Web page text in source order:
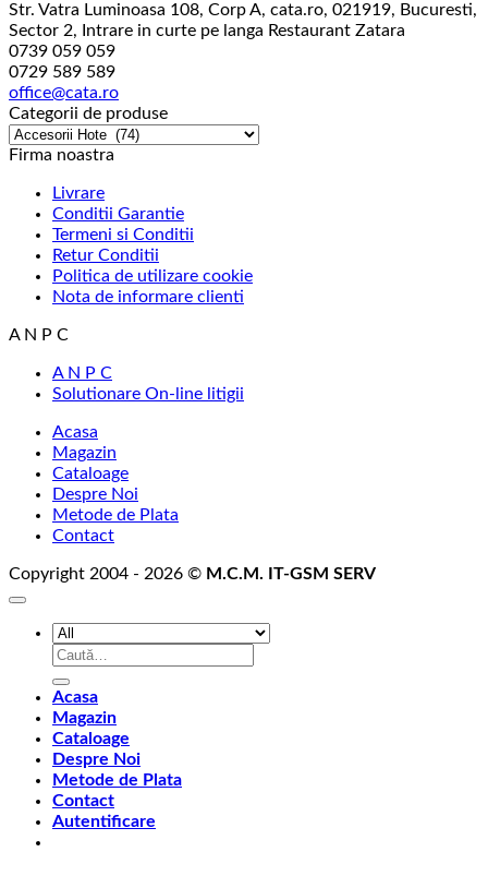
Str. Vatra Luminoasa 108, Corp A, cata.ro, 021919, Bucuresti,
Sector 2, Intrare in curte pe langa Restaurant Zatara
0739 059 059
0729 589 589
office@cata.ro
Categorii de produse
Firma noastra
Livrare
Conditii Garantie
Termeni si Conditii
Retur Conditii
Politica de utilizare cookie
Nota de informare clienti
A N P C
A N P C
Solutionare On-line litigii
Acasa
Magazin
Cataloage
Despre Noi
Metode de Plata
Contact
Copyright 2004 - 2026 © M.C.M. IT-GSM SERV
Caută
Acasa
Magazin
Cataloage
Despre Noi
Metode de Plata
Contact
Autentificare